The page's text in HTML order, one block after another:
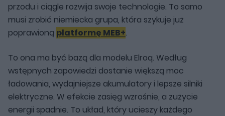
przodu i ciągle rozwija swoje technologie. To samo
musi zrobić niemiecka grupa, która szykuje już
poprawioną platformę MEB+.
To ona ma być bazą dla modelu Elroq. Według
wstępnych zapowiedzi dostanie większą moc
ładowania, wydajniejsze akumulatory i lepsze silniki
elektryczne. W efekcie zasięg wzrośnie, a zużycie
energii spadnie. To układ, który ucieszy każdego